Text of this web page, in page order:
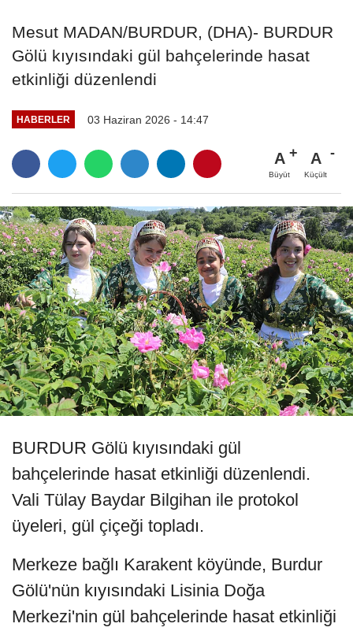
Mesut MADAN/BURDUR, (DHA)- BURDUR
Gölü kıyısındaki gül bahçelerinde hasat
etkinliği düzenlendi
HABERLER 03 Haziran 2026 - 14:47
A
Büyüt
A
Küçült
BURDUR Gölü kıyısındaki gül
bahçelerinde hasat etkinliği düzenlendi.
Vali Tülay Baydar Bilgihan ile protokol
üyeleri, gül çiçeği topladı.
Merkeze bağlı Karakent köyünde, Burdur
Gölü'nün kıyısındaki Lisinia Doğa
Merkezi'nin gül bahçelerinde hasat etkinliği